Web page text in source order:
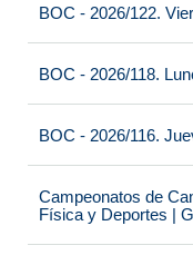
BOC - 2026/122.
BOC - 2026/118.
BOC - 2026/116.
Campeonatos de
Física y Deportes |